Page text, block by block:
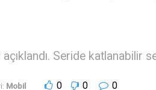
Seride katlanabilir
Mobil 0 0 0